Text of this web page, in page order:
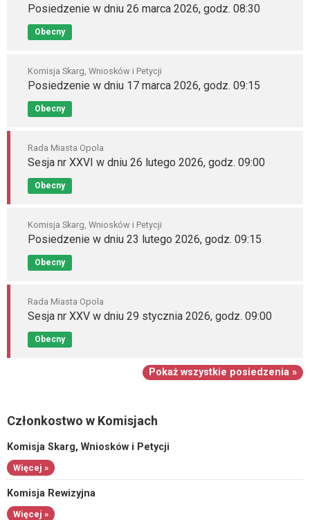
Posiedzenie w dniu 26 marca 2026, godz. 08:30
Obecny
Komisja Skarg, Wniosków i Petycji
Posiedzenie w dniu 17 marca 2026, godz. 09:15
Obecny
Rada Miasta Opola
Sesja nr XXVI w dniu 26 lutego 2026, godz. 09:00
Obecny
Komisja Skarg, Wniosków i Petycji
Posiedzenie w dniu 23 lutego 2026, godz. 09:15
Obecny
Rada Miasta Opola
Sesja nr XXV w dniu 29 stycznia 2026, godz. 09:00
Obecny
Pokaż wszystkie posiedzenia »
Członkostwo w Komisjach
Komisja Skarg, Wniosków i Petycji
Więcej »
Komisja Rewizyjna
Więcej »